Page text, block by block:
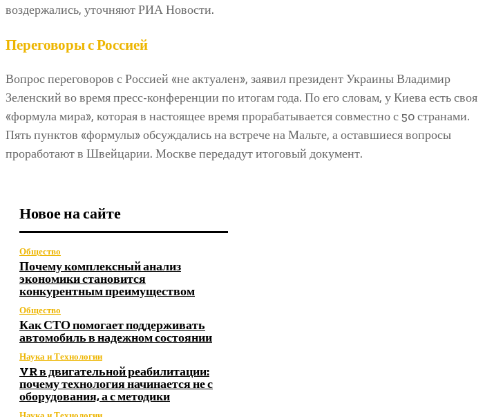
воздержались, уточняют РИА Новости.
Переговоры с Россией
Вопрос переговоров с Россией «не актуален», заявил президент Украины Владимир
Зеленский во время пресс-конференции по итогам года. По его словам, у Киева есть своя
«формула мира», которая в настоящее время прорабатывается совместно с 50 странами.
Пять пунктов «формулы» обсуждались на встрече на Мальте, а оставшиеся вопросы
проработают в Швейцарии. Москве передадут итоговый документ.
Новое на сайте
Общество
Почему комплексный анализ
экономики становится
конкурентным преимуществом
Общество
Как СТО помогает поддерживать
автомобиль в надежном состоянии
Наука и Технологии
VR в двигательной реабилитации:
почему технология начинается не с
оборудования, а с методики